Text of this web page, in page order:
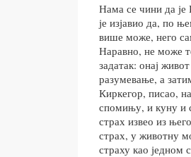
Нама се чини да је
је изјавио да, по
више може, него
Наравно, не може
задатак: онај
разумевање, а
Киркегор, писао,
спомињу, и куну и
страх извео из
страх, у животну
страху као једном